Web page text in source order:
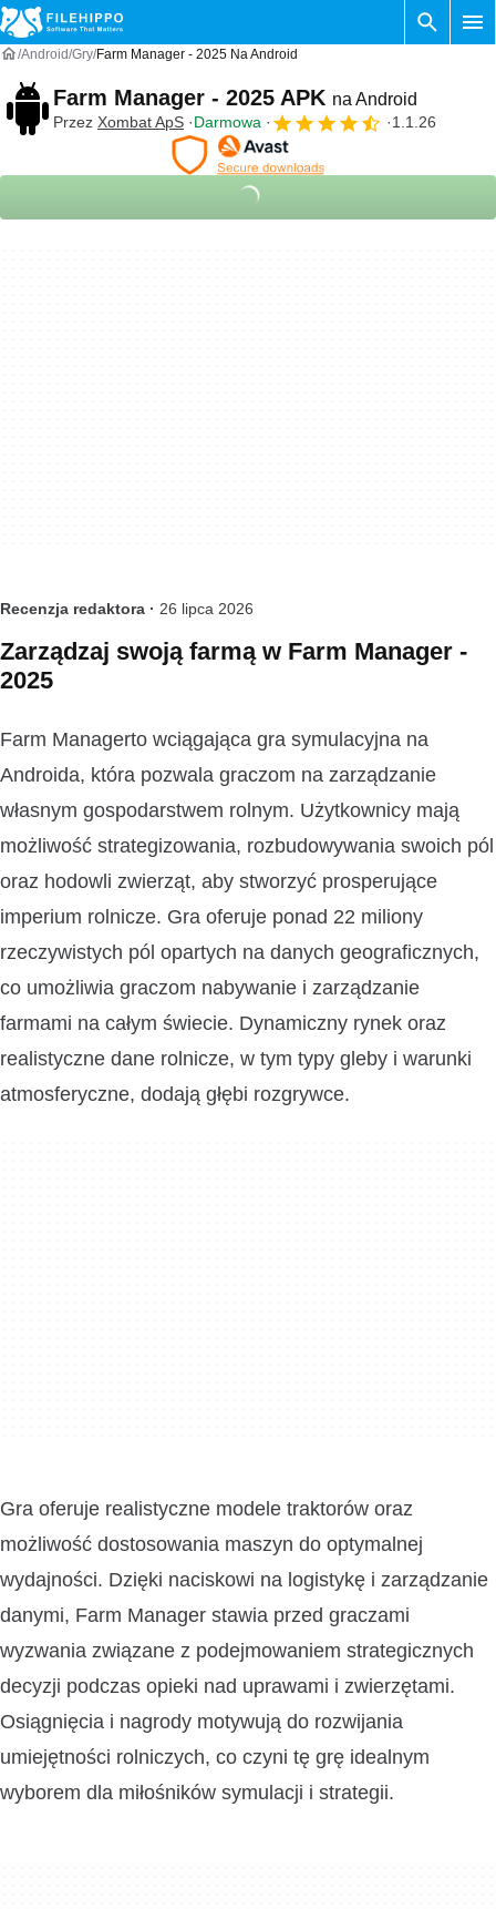
Android Gry Farm Manager - 2025 Na Android
Farm Manager - 2025 APK na Android
Przez Xombat ApS Darmowa 1.1.26
Recenzja redaktora · 26 lipca 2026
Zarządzaj swoją farmą w Farm Manager -
2025
Farm Managerto wciągająca gra symulacyjna na
Androida, która pozwala graczom na zarządzanie
własnym gospodarstwem rolnym. Użytkownicy mają
możliwość strategizowania, rozbudowywania swoich pól
oraz hodowli zwierząt, aby stworzyć prosperujące
imperium rolnicze. Gra oferuje ponad 22 miliony
rzeczywistych pól opartych na danych geograficznych,
co umożliwia graczom nabywanie i zarządzanie
farmami na całym świecie. Dynamiczny rynek oraz
realistyczne dane rolnicze, w tym typy gleby i warunki
atmosferyczne, dodają głębi rozgrywce.
Gra oferuje realistyczne modele traktorów oraz
możliwość dostosowania maszyn do optymalnej
wydajności. Dzięki naciskowi na logistykę i zarządzanie
danymi, Farm Manager stawia przed graczami
wyzwania związane z podejmowaniem strategicznych
decyzji podczas opieki nad uprawami i zwierzętami.
Osiągnięcia i nagrody motywują do rozwijania
umiejętności rolniczych, co czyni tę grę idealnym
wyborem dla miłośników symulacji i strategii.